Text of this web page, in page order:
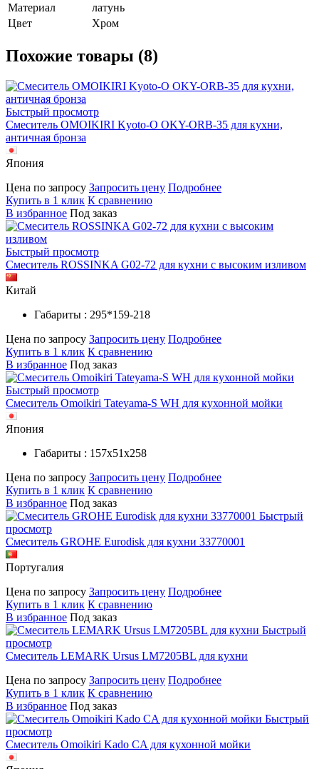
Материал
латунь
Цвет
Хром
Похожие товары (8)
Быстрый просмотр
Смеситель OMOIKIRI Kyoto-O OKY-ORB-35 для кухни,
античная бронза
Япония
Цена по запросу Запросить цену Подробнее
Купить в 1 клик К сравнению
В избранное Под заказ
Быстрый просмотр
Смеситель ROSSINKA G02-72 для кухни с высоким изливом
Китай
Габариты : 295*159-218
Цена по запросу Запросить цену Подробнее
Купить в 1 клик К сравнению
В избранное Под заказ
Быстрый просмотр
Смеситель Omoikiri Tateyama-S WH для кухонной мойки
Япония
Габариты : 157х51х258
Цена по запросу Запросить цену Подробнее
Купить в 1 клик К сравнению
В избранное Под заказ
Быстрый
просмотр
Смеситель GROHE Eurodisk для кухни 33770001
Португалия
Цена по запросу Запросить цену Подробнее
Купить в 1 клик К сравнению
В избранное Под заказ
Быстрый
просмотр
Смеситель LEMARK Ursus LM7205BL для кухни
Цена по запросу Запросить цену Подробнее
Купить в 1 клик К сравнению
В избранное Под заказ
Быстрый
просмотр
Смеситель Omoikiri Kado CA для кухонной мойки